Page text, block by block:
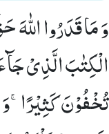
وَ مَا قَدَرُوا
الْكِتٰبَ الَّذِیْ
تُخْفُوْنَ كَثِیْرًاۚ-وَ